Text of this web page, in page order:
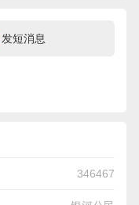
发短消息
346467